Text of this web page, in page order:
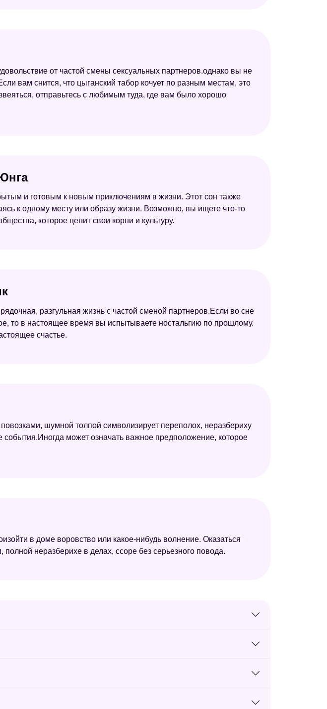
от частой смены сексуальных партнеров.однако вы не
вам снится, что цыганский табор кочует по разным местам, это
отправьтесь с любимым туда, где вам было хорошо
и готовым к новым приключениям в жизни. Этот сон также
к одному месту или образу жизни. Возможно, вы ищете что-то
которое ценит свои корни и культуру.
разгульная жизнь с частой сменой партнеров.Если во сне
то в настоящее время вы испытываете ностальгию по прошлому.
счастье.
шумной толпой символизирует переполох, неразбериху
может означать важное предположение, которое
в доме воровство или какое-нибудь волнение. Оказаться
неразберихе в делах, ссоре без серьезного повода.